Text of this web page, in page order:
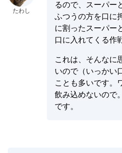
るので、スーパー
ふつうの方を口に
に割ったスーパー
口に入れてくる作
これは、そんなに
いので（いっかい
ことも多いです。
飲み込めないので
です。